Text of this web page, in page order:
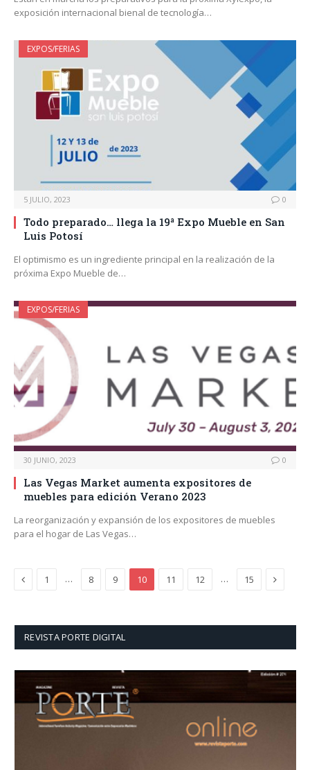
exposición internacional bienal de tecnología…
EXPOS/FERIAS
5 JULIO, 2023 0
Todo preparado… llega la 19ª Expo Mueble en San
Luis Potosí
El optimismo es un ingrediente principal en la realización de la
próxima Expo Mueble de…
EXPOS/FERIAS
30 JUNIO, 2023 0
Las Vegas Market aumenta expositores de
muebles para edición Verano 2023
La reorganización y expansión de los expositores de muebles
para el hogar de Las Vegas…
Previous
1 … 8 9 10 11 12 … 15 Next
REVISTA PORTE DIGITAL